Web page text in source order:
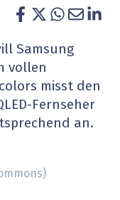
digital
Services & Co.
IT for
Fintech
Samsung
vollen
misst den
Fernseher
an.